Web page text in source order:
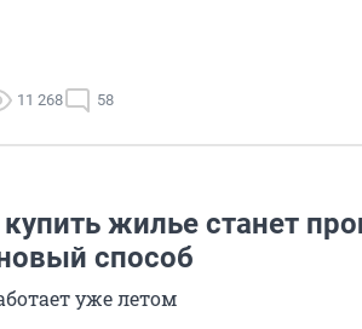
11 268 58
жилье станет
способ
уже летом